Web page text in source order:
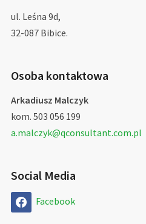
ul. Leśna 9d,
32-087 Bibice.
Osoba kontaktowa
Arkadiusz Malczyk
kom. 503 056 199
a.malczyk@qconsultant.com.pl
Social Media
Facebook